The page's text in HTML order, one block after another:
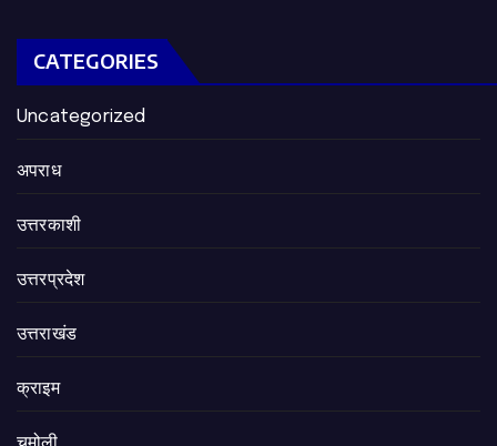
CATEGORIES
Uncategorized
अपराध
उत्तरकाशी
उत्तरप्रदेश
उत्तराखंड
क्राइम